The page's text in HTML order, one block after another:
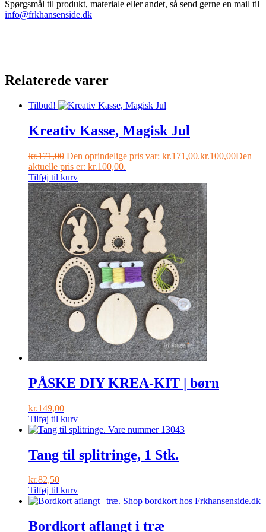
Spørgsmål til produkt, materiale eller andet, så send gerne en mail til
info@frkhansenside.dk
Relaterede varer
Tilbud!
Kreativ Kasse, Magisk Jul
kr.171,00 Den oprindelige pris var: kr.171,00.kr.100,00Den
aktuelle pris er: kr.100,00.
Tilføj til kurv
PÅSKE DIY KREA-KIT | børn
kr.149,00
Tilføj til kurv
Tang til splitringe, 1 Stk.
kr.82,50
Tilføj til kurv
Bordkort aflangt i træ